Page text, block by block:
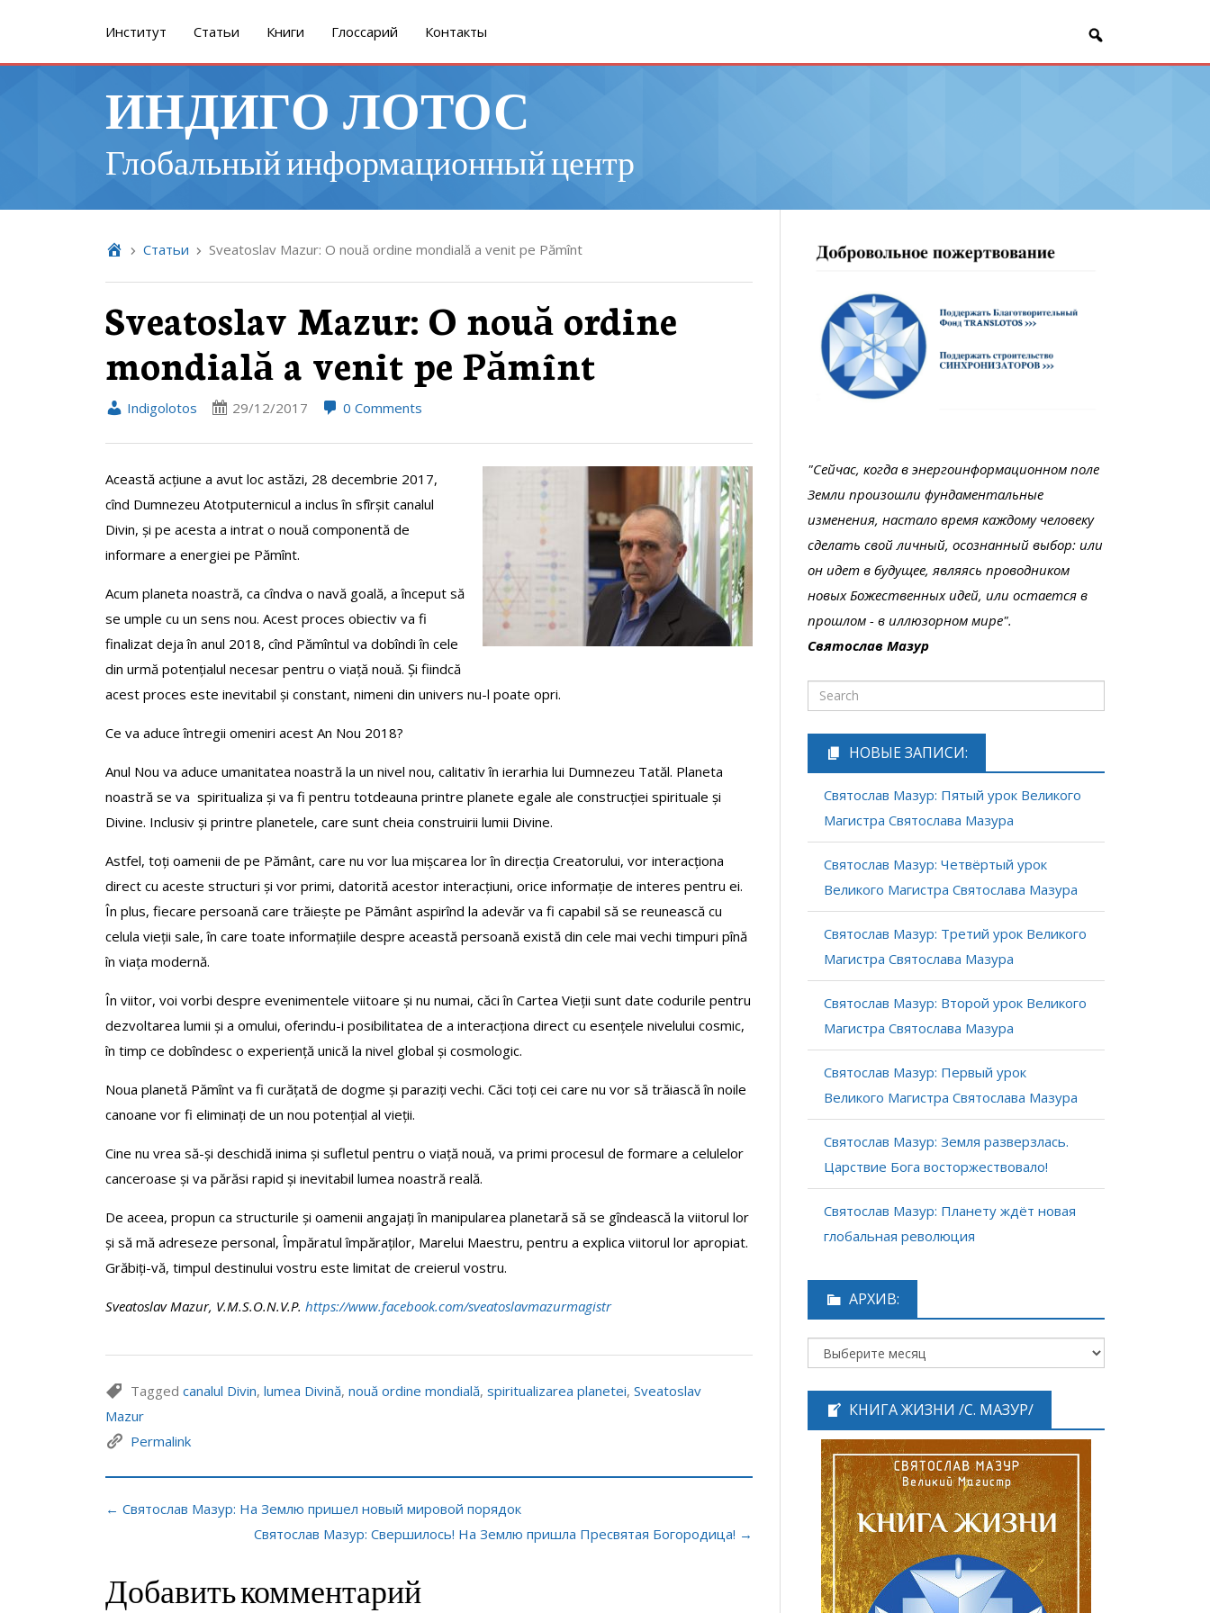
Институт Cтатьи Книги Глоссарий Контакты
ИНДИГО ЛОТОС
Глобальный информационный центр
Cтатьи Sveatoslav Mazur: O nouă ordine mondială a venit pe Pămînt
Sveatoslav Mazur: O nouă ordine
mondială a venit pe Pămînt
Indigolotos 29/12/2017 0 Comments
Această acțiune a avut loc astăzi, 28 decembrie 2017,
cînd Dumnezeu Atotputernicul a inclus în sfîrșit canalul
Divin, și pe acesta a intrat o nouă componentă de
informare a energiei pe Pămînt.
Acum planeta noastră, ca cîndva o navă goală, a început să
se umple cu un sens nou. Acest proces obiectiv va fi
finalizat deja în anul 2018, cînd Pămîntul va dobîndi în cele
din urmă potențialul necesar pentru o viață nouă. Și fiindcă
acest proces este inevitabil și constant, nimeni din univers nu-l poate opri.
Ce va aduce întregii omeniri acest An Nou 2018?
Anul Nou va aduce umanitatea noastră la un nivel nou, calitativ în ierarhia lui Dumnezeu Tatăl. Planeta
noastră se va spiritualiza și va fi pentru totdeauna printre planete egale ale construcției spirituale și
Divine. Inclusiv și printre planetele, care sunt cheia construirii lumii Divine.
Astfel, toți oamenii de pe Pământ, care nu vor lua mișcarea lor în direcția Creatorului, vor interacționa
direct cu aceste structuri și vor primi, datorită acestor interacțiuni, orice informație de interes pentru ei.
În plus, fiecare persoană care trăiește pe Pământ aspirînd la adevăr va fi capabil să se reunească cu
celula vieții sale, în care toate informațiile despre această persoană există din cele mai vechi timpuri pînă
în viața modernă.
În viitor, voi vorbi despre evenimentele viitoare și nu numai, căci în Cartea Vieții sunt date codurile pentru
dezvoltarea lumii și a omului, oferindu-i posibilitatea de a interacționa direct cu esențele nivelului cosmic,
în timp ce dobîndesc o experiență unică la nivel global și cosmologic.
Noua planetă Pămînt va fi curățată de dogme și paraziți vechi. Căci toți cei care nu vor să trăiască în noile
canoane vor fi eliminați de un nou potențial al vieții.
Cine nu vrea să-și deschidă inima și sufletul pentru o viață nouă, va primi procesul de formare a celulelor
canceroase și va părăsi rapid și inevitabil lumea noastră reală.
De aceea, propun ca structurile și oamenii angajați în manipularea planetară să se gîndească la viitorul lor
și să mă adreseze personal, Împăratul împăraților, Marelui Maestru, pentru a explica viitorul lor apropiat.
Grăbiți-vă, timpul destinului vostru este limitat de creierul vostru.
Sveatoslav Mazur, V.M.S.O.N.V.P. https://www.facebook.com/sveatoslavmazurmagistr
Tagged canalul Divin, lumea Divină, nouă ordine mondială, spiritualizarea planetei, Sveatoslav
Mazur
Permalink
← Святослав Мазур: На Землю пришел новый мировой порядок
Святослав Мазур: Свершилось! На Землю пришла Пресвятая Богородица! →
Добавить комментарий
"Сейчас, когда в энергоинформационном поле
Земли произошли фундаментальные
изменения, настало время каждому человеку
сделать свой личный, осознанный выбор: или
он идет в будущее, являясь проводником
новых Божественных идей, или остается в
прошлом - в иллюзорном мире".
Святослав Мазур
НОВЫЕ ЗАПИСИ:
Святослав Мазур: Пятый урок Великого
Магистра Святослава Мазура
Святослав Мазур: Четвёртый урок
Великого Магистра Святослава Мазура
Святослав Мазур: Третий урок Великого
Магистра Святослава Мазура
Святослав Мазур: Второй урок Великого
Магистра Святослава Мазура
Святослав Мазур: Первый урок
Великого Магистра Святослава Мазура
Святослав Мазур: Земля разверзлась.
Царствие Бога восторжествовало!
Святослав Мазур: Планету ждёт новая
глобальная революция
АРХИВ:
КНИГА ЖИЗНИ /С. МАЗУР/